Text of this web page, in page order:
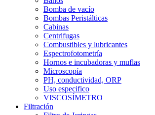
Bomba de vacío
Bombas Peristálticas
Cabinas
Centrifugas
Combustibles y lubricantes
Espectrofotometría
Hornos e incubadoras y muflas
Microscopía
PH, conductividad, ORP
Uso especifico
VISCOSÍMETRO
Filtración